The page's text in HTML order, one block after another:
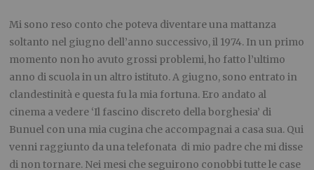
Mi sono reso conto che poteva diventare una mattanza
soltanto nel giugno dell’anno successivo, il 1974. In un primo
momento non ho avuto grossi problemi, ho fatto l’ultimo
anno di scuola in un altro istituto. A giugno, sono entrato in
clandestinità e questa fu la mia fortuna. Ero andato al
cinema a vedere ‘Il fascino discreto della borghesia’ di
Bunuel con una mia cugina che accompagnai a casa sua. Qui
venni raggiunto da una telefonata di mio padre che mi disse
di non tornare. Nei mesi che seguirono conobbi tutte le case